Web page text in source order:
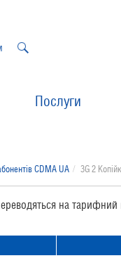
Послуги
CDMA UA 3G 2
на